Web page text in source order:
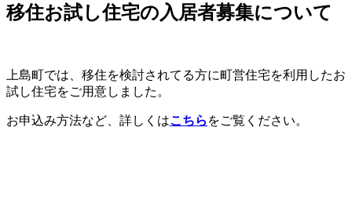
移住お試し住宅の入居者募集について
上島町では、移住を検討されてる方に町営住宅を利用したお
試し住宅をご用意しました。
お申込み方法など、詳しくはこちら をご覧ください。